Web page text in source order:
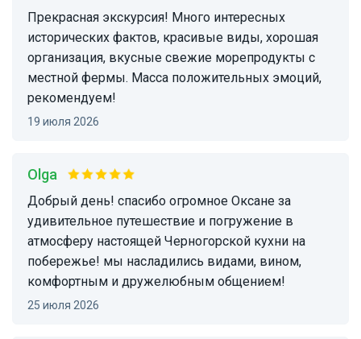
Прекрасная экскурсия! Много интересных
исторических фактов, красивые виды, хорошая
организация, вкусные свежие морепродукты с
местной фермы. Масса положительных эмоций,
рекомендуем!
19 июля 2026
Olga
Добрый день! спасибо огромное Оксане за
удивительное путешествие и погружение в
атмосферу настоящей Черногорской кухни на
побережье! мы насладились видами, вином,
комфортным и дружелюбным общением!
25 июля 2026